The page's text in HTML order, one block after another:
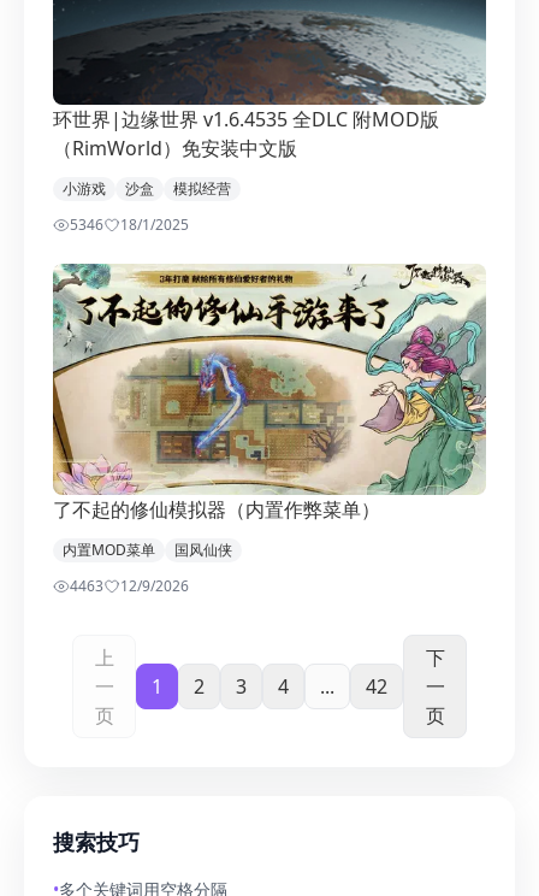
环世界|边缘世界 v1.6.4535 全DLC 附MOD版
（RimWorld）免安装中文版
小游戏 沙盒
模拟经营
5346
18/1/2025
了不起的修仙模拟器（内置作弊菜单）
内置MOD菜单
国风仙侠
4463
12/9/2026
上
一
页
1 2 3 4 ... 42
下
一
页
搜索技巧
•多个关键词用空格分隔